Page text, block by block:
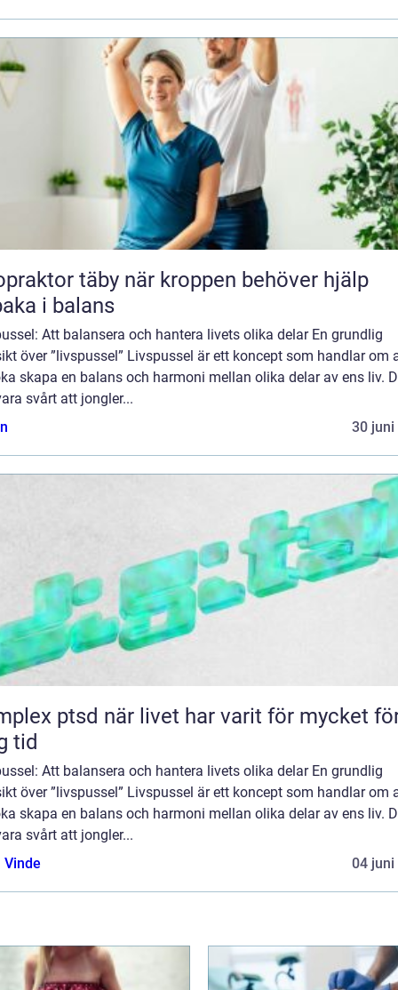
täby när kroppen behöver hjälp
i balans
Att balansera och hantera livets olika delar En grundlig
över ”livspussel” Livspussel är ett koncept som handlar om
skapa en balans och harmoni mellan olika delar av ens liv.
svårt att jongler...
30 juni
när livet har varit för mycket för
tid
Att balansera och hantera livets olika delar En grundlig
över ”livspussel” Livspussel är ett koncept som handlar om
skapa en balans och harmoni mellan olika delar av ens liv.
svårt att jongler...
Vinde
04 juni